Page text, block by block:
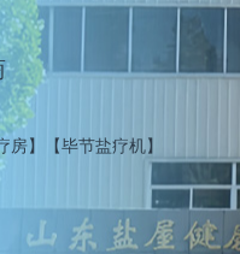
房】【毕节盐疗机】